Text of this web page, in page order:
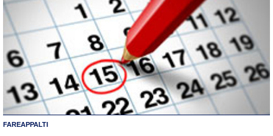
FAREAPPALTI